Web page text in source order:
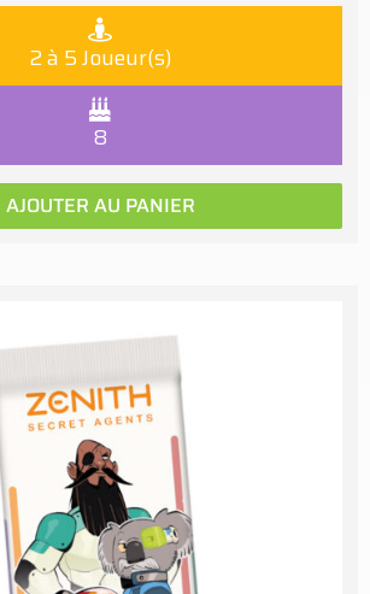
2 à 5 Joueur(s)
8
AJOUTER AU PANIER